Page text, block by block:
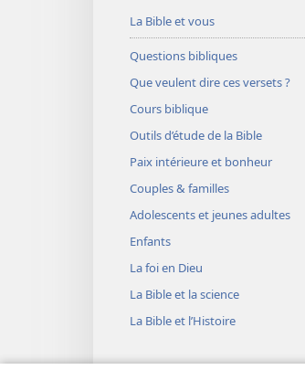
La Bible et vous
Questions bibliques
Que veulent dire ces versets ?
Cours biblique
Outils d’étude de la Bible
Paix intérieure et bonheur
Couples & familles
Adolescents et jeunes adultes
Enfants
La foi en Dieu
La Bible et la science
La Bible et l’Histoire